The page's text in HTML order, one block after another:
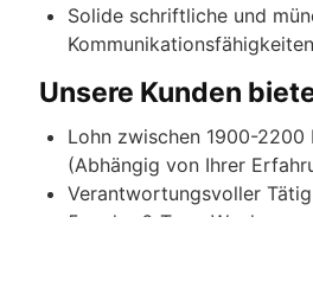
Solide schriftliche und
Kommunikationsfähigkeiten
Unsere Kunden
Lohn zwischen 1900-2200
(Abhängig von Ihrer
Verantwortungsvoller
5- oder 6-Tage-Woche